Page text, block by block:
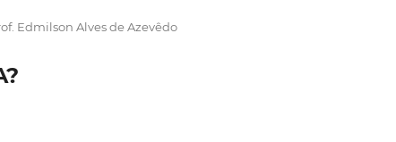
Edmilson Alves de Azevêdo